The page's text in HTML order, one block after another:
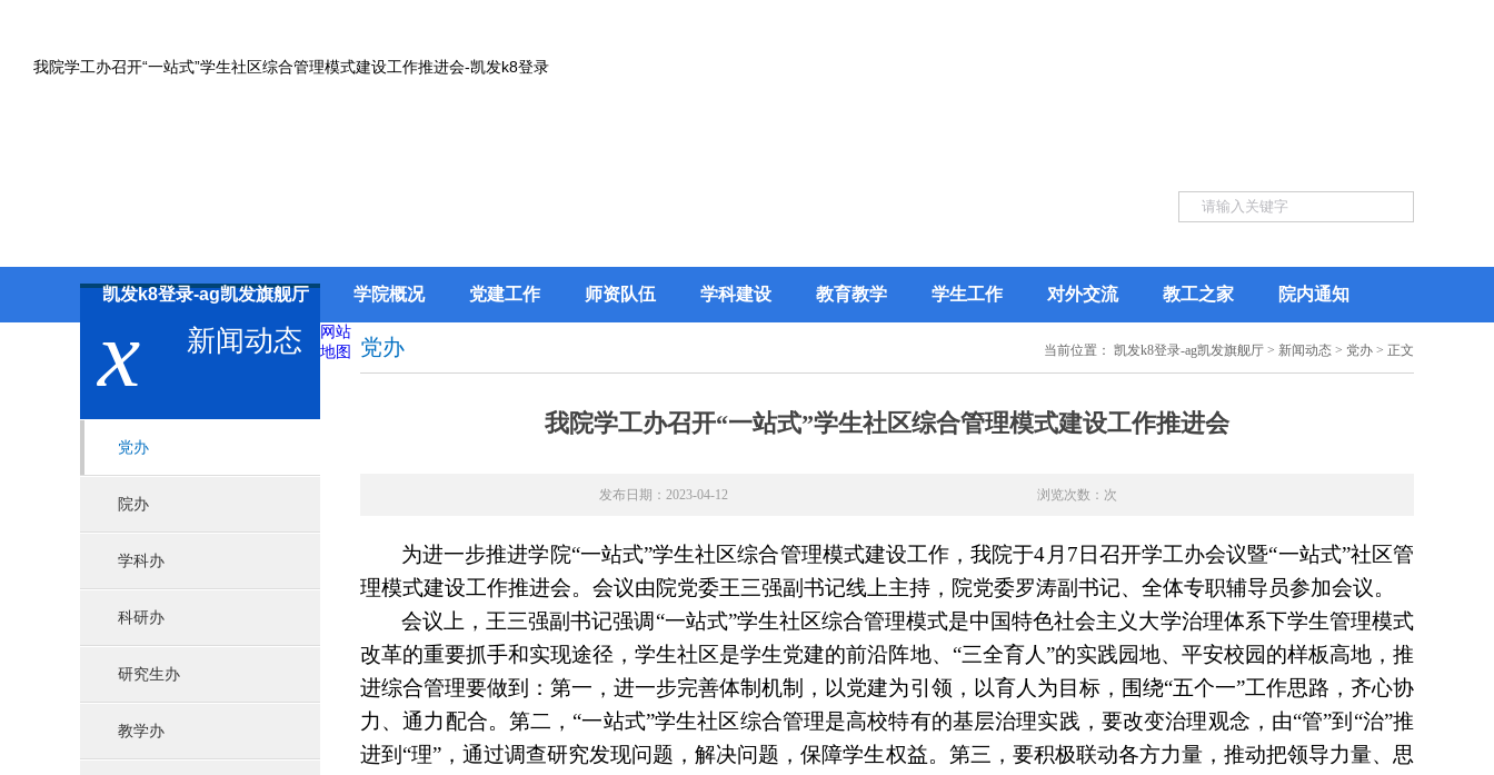
我院学工办召开“一站式”学生社区综合管理模式建设工作推进会-凯发k8登录
凯发k8登录-ag凯发旗舰厅 学院概况 党建工作 师资队伍 学科建设 教育教学 学生工作 对外交流 教工之家 院内通知
x 新闻动态
党办
院办
学科办
科研办
研究生办
教学办
党办 当前位置： 凯发k8登录-ag凯发旗舰厅 > 新闻动态 > 党办 > 正文
我院学工办召开“一站式”学生社区综合管理模式建设工作推进会
发布日期：2023-04-12 浏览次数：次
为进一步推进学院“一站式”学生社区综合管理模式建设工作，我院于4月7日召开学工办会议暨“一站式”社区管
理模式建设工作推进会。会议由院党委王三强副书记线上主持，院党委罗涛副书记、全体专职辅导员参加会议。
会议上，王三强副书记强调 “一站式”学生社区综合管理模式是中国特色社会主义大学治理体系下学生管理模式
改革的重要抓手和实现途径，学生社区是学生党建的前沿阵地、“三全育人”的实践园地、平安校园的样板高地，推
进综合管理要做到：第一，进一步完善体制机制，以党建为引领，以育人为目标，围绕“五个一”工作思路，齐心协
力、通力配合。第二，“一站式”学生社区综合管理是高校特有的基层治理实践，要改变治理观念，由“管”到“治”推
进到“理”，通过调查研究发现问题，解决问题，保障学生权益。第三，要积极联动各方力量，推动把领导力量、思
网站
地图